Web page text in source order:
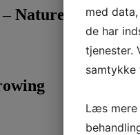
Nature Growing
med
de har
tjenester.
samtykke
Læs mere